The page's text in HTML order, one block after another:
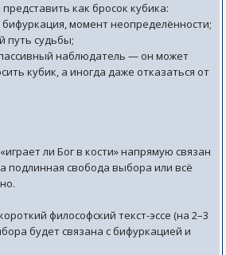
как бросок кубика:
момент неопределённости;
путь судьбы;
наблюдатель — он может
кубик, а иногда даже отказаться от
ли Бог в кости» напрямую связан
подлинная свобода выбора или всё
философский текст-эссе (на 2–3
будет связана с бифуркацией и